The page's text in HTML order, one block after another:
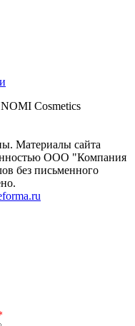
Сosmetics
Материалы сайта
ООО "Компания
без письменного